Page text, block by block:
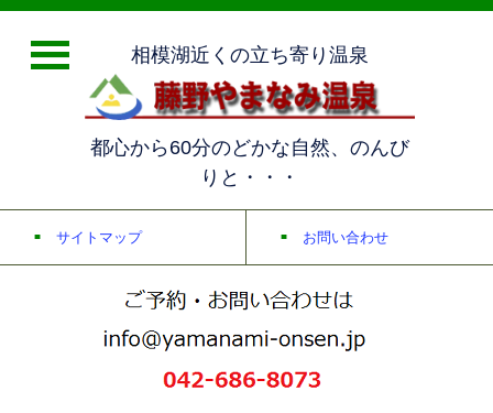
相模湖近くの立ち寄り温泉
都心から60分のどかな自然、のんび
りと・・・
サイトマップ お問い合わせ